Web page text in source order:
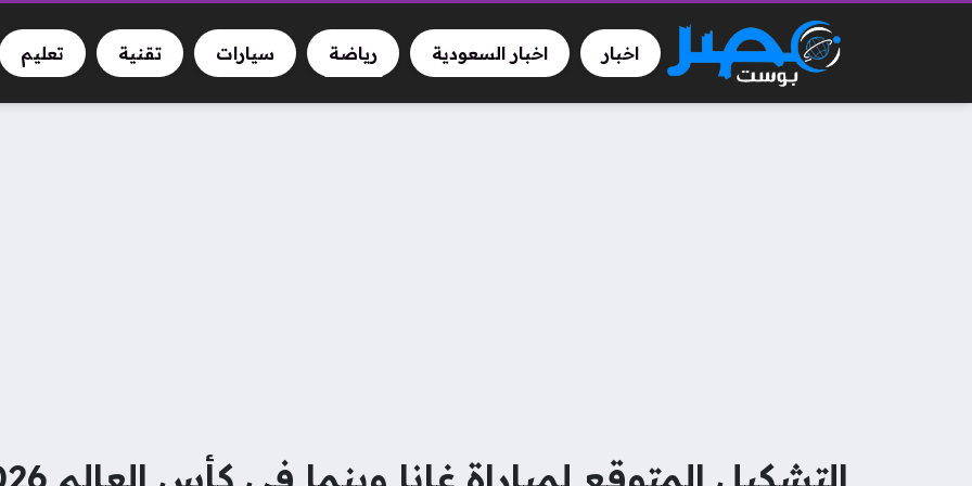
اخبار اخبار السعودية رياضة سيارات تقنية تعليم
التشكيل المتوقع لمباراة غانا وبنما فى كأس العالم 2026